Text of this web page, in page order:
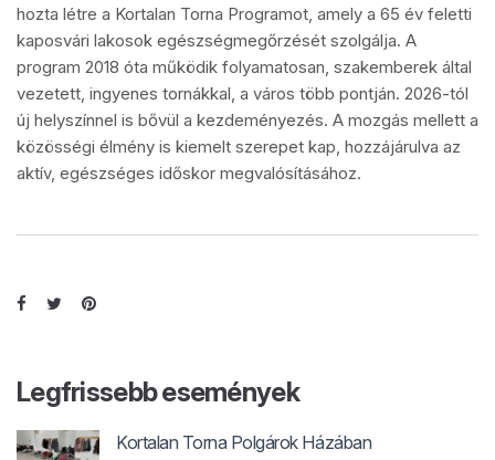
hozta létre a Kortalan Torna Programot, amely a 65 év feletti
kaposvári lakosok egészségmegőrzését szolgálja. A
program 2018 óta működik folyamatosan, szakemberek által
vezetett, ingyenes tornákkal, a város több pontján. 2026-tól
új helyszínnel is bővül a kezdeményezés. A mozgás mellett a
közösségi élmény is kiemelt szerepet kap, hozzájárulva az
aktív, egészséges időskor megvalósításához.
Legfrissebb események
Kortalan Torna Polgárok Házában